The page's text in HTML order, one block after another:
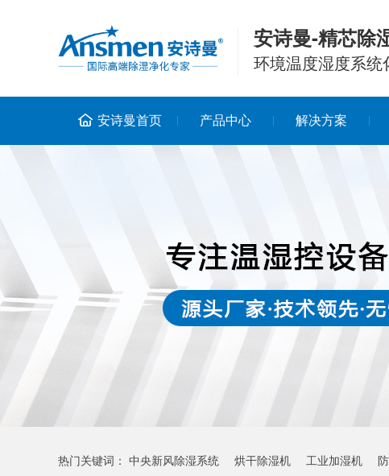
安诗曼-精芯除
环境温度湿度系
安诗曼首页 产品中心 解决方案
热门关键词： 中央新风除湿系统 烘干除湿机 工业加湿机